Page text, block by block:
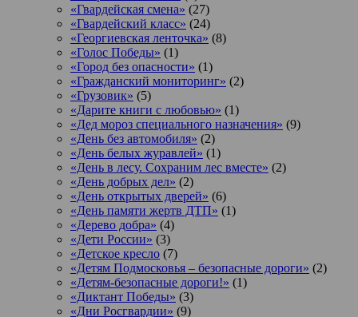
«Гвардейская смена» (27)
«Гвардейский класс» (24)
«Георгиевская ленточка» (8)
«Голос Победы» (1)
«Город без опасности» (1)
«Гражданский мониторинг» (2)
«Грузовик» (5)
«Дарите книги с любовью» (1)
«Дед мороз специального назначения» (9)
«День без автомобиля» (2)
«День белых журавлей» (1)
«День в лесу. Сохраним лес вместе» (2)
«День добрых дел» (2)
«День открытых дверей» (6)
«День памяти жертв ДТП» (1)
«Дерево добра» (4)
«Дети России» (3)
«Детское кресло (7)
«Детям Подмосковья – безопасные дороги» (2)
«Детям-безопасные дороги!» (1)
«Диктант Победы» (3)
«Дни Росгвардии» (9)